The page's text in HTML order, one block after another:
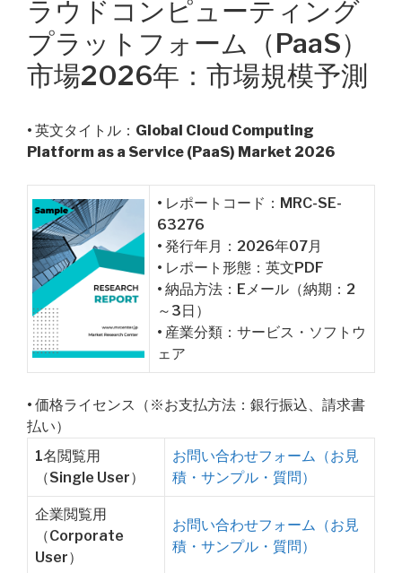
ラウドコンピューティング
プラットフォーム（PaaS）
市場2026年：市場規模予測
• 英文タイトル： Global Cloud Computing
Platform as a Service (PaaS) Market 2026
• レポートコード：MRC-SE-
63276
• 発行年月：2026年07月
• レポート形態：英文PDF
• 納品方法：Eメール（納期：2
～3日）
• 産業分類：サービス・ソフトウ
ェア
• 価格ライセンス（※お支払方法：銀行振込、請求書
払い）
1名閲覧用
（Single User）
お問い合わせフォーム（お見
積・サンプル・質問）
企業閲覧用
（Corporate
User）
お問い合わせフォーム（お見
積・サンプル・質問）